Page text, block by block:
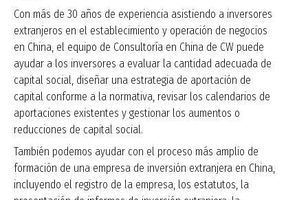
Con más de 30 años de experiencia asistiendo a inversores
extranjeros en el establecimiento y operación de negocios
en China, el equipo de Consultoría en China de CW puede
ayudar a los inversores a evaluar la cantidad adecuada de
capital social, diseñar una estrategia de aportación de
capital conforme a la normativa, revisar los calendarios de
aportaciones existentes y gestionar los aumentos o
reducciones de capital social.
También podemos ayudar con el proceso más amplio de
formación de una empresa de inversión extranjera en China,
incluyendo el registro de la empresa, los estatutos, la